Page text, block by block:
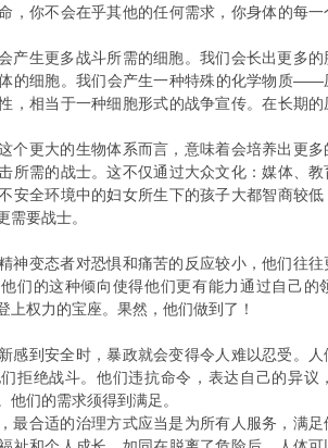
，你不会在乎其他的任何需求，你身体的每
生更多战斗所需的细胞。我们会长出更多的
的细胞。我们会产生一种特殊的化学物质——
，相当于一种细胞形式的战争宣传。在长期
更大的生物体系而言，意味着会培养出更多
所需的战士。这不仅通过大众文化：媒体、
安全环境中的妇女所生下的孩子大都智商较
需要战士。
变态者对恐惧和痛苦的反应较小，他们往往
们的这种倾向使得他们更有能力通过自己的
上权力的宝座。果然，他们做到了！
到安全时，暴政就会变得令人难以忍受。人
拒绝战斗。他们违抗命令，表达自己的异议
他们的需求须得到满足。
合适的治理方式应当是为所有人服务，满足